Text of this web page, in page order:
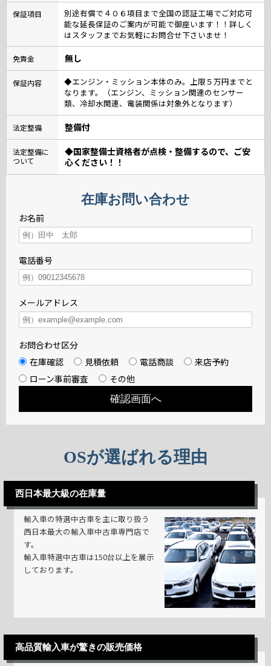
保証項目
別途有償で４０６項目まで全国の認証工場でご対応可
能な延長保証のご案内が可能で御座います！！詳しく
はスタッフまでお気軽にお問合せ下さいませ！
免責金 無し
保証内容
◆エンジン・ミッション本体のみ。上限５万円までと
なります。（エンジン、ミッション関連のセンサー
類、冷却水関連、電装関係は対象外となります）
法定整備 整備付
法定整備に
ついて
◆国家整備士資格者が点検・整備するので、ご安
心ください！！
在庫お問い合わせ
お名前
電話番号
メールアドレス
お問合わせ区分
在庫確認
見積依頼 電話商談
来店予約
ローン事前審査
その他
OSが選ばれる理由
西日本最大級の在庫量
輸入車の特選中古車を主に取り扱う
西日本最大の輸入車中古車専門店で
す。
輸入車特選中古車は150台以上を展示
しております。
高品質輸入車が驚きの販売価格